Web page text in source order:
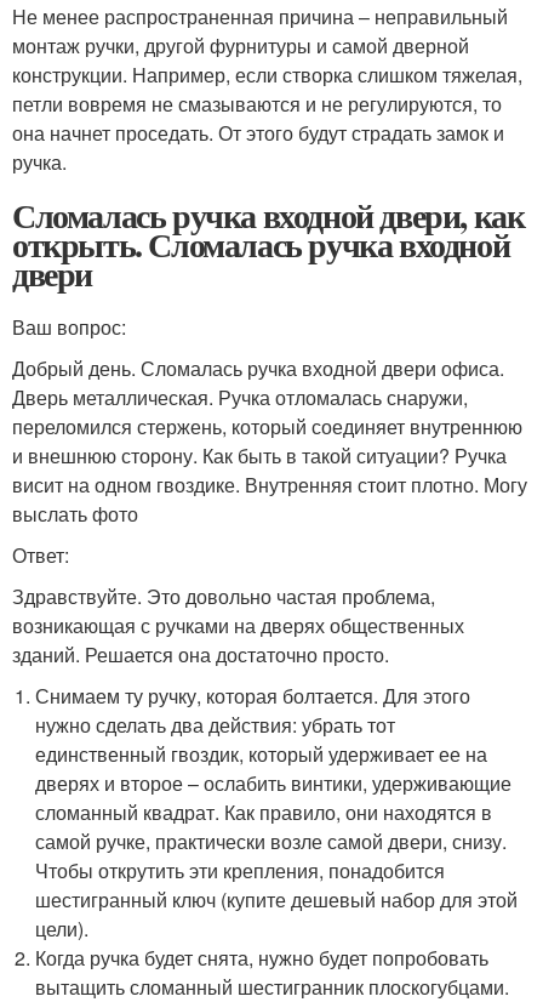
Не менее распространенная причина – неправильный
монтаж ручки, другой фурнитуры и самой дверной
конструкции. Например, если створка слишком тяжелая,
петли вовремя не смазываются и не регулируются, то
она начнет проседать. От этого будут страдать замок и
ручка.
Сломалась ручка входной двери, как
открыть. Сломалась ручка входной
двери
Ваш вопрос:
Добрый день. Сломалась ручка входной двери офиса.
Дверь металлическая. Ручка отломалась снаружи,
переломился стержень, который соединяет внутреннюю
и внешнюю сторону. Как быть в такой ситуации? Ручка
висит на одном гвоздике. Внутренняя стоит плотно. Могу
выслать фото
Ответ:
Здравствуйте. Это довольно частая проблема,
возникающая с ручками на дверях общественных
зданий. Решается она достаточно просто.
Снимаем ту ручку, которая болтается. Для этого
нужно сделать два действия: убрать тот
единственный гвоздик, который удерживает ее на
дверях и второе – ослабить винтики, удерживающие
сломанный квадрат. Как правило, они находятся в
самой ручке, практически возле самой двери, снизу.
Чтобы открутить эти крепления, понадобится
шестигранный ключ (купите дешевый набор для этой
цели).
Когда ручка будет снята, нужно будет попробовать
вытащить сломанный шестигранник плоскогубцами.